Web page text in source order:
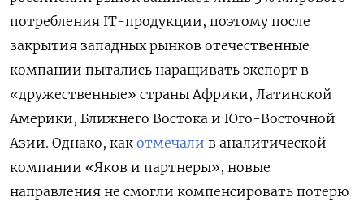
потребления IT-продукции, поэтому после
закрытия западных рынков отечественные
компании пытались наращивать экспорт в
«дружественные» страны Африки, Латинской
Америки, Ближнего Востока и Юго-Восточной
Азии. Однако, как отмечали в аналитической
компании «Яков и партнеры», новые
направления не смогли компенсировать потерю